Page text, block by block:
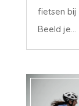
fietsen bij
Beeld je...